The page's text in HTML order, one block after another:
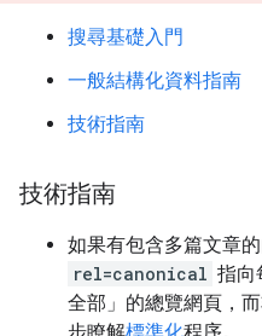
搜尋基礎入門
一般結構化資料指南
技術指南
技術指南
如果有包含多篇文章
rel=canonical 指向
全部」的總覽網頁，